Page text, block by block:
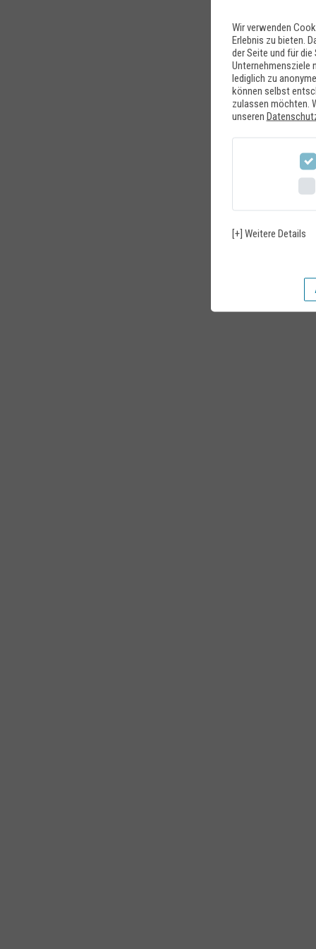
Wir verwenden
Erlebnis zu bieten.
der Seite und für
Unternehmensziele
lediglich zu
können selbst
zulassen möchten.
unseren
[+] Weitere Details